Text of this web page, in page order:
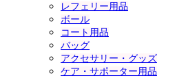
レフェリー用品
ボール
コート用品
バッグ
アクセサリー・グッズ
ケア・サポーター用品